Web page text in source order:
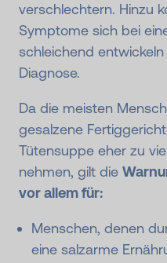
verschlechtern. Hinzu
Symptome sich bei
schleichend
Diagnose.
Da die meisten
gesalzene
Tütensuppe eher zu
nehmen, gilt die
vor allem für:
Menschen, denen
eine salzarme